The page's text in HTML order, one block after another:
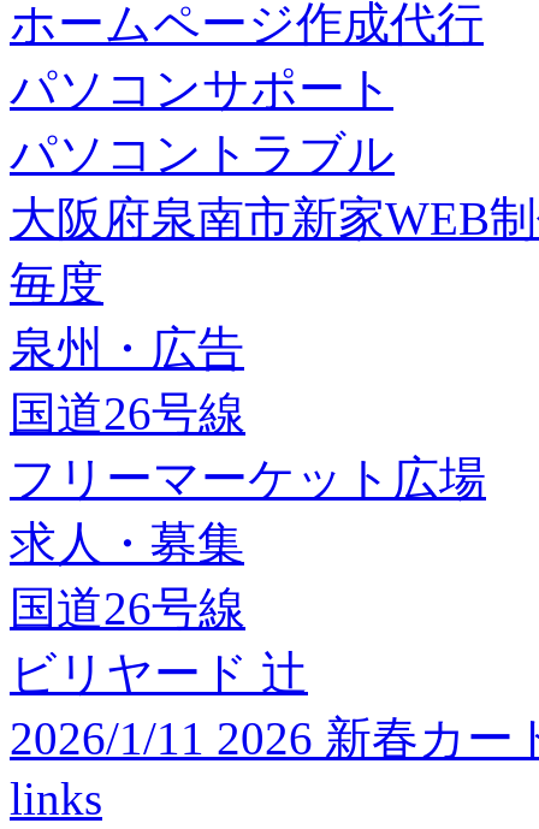
ホームページ作成代行
パソコンサポート
パソコントラブル
大阪府泉南市新家WEB
毎度
泉州・広告
国道26号線
フリーマーケット広場
求人・募集
国道26号線
ビリヤード 辻
2026/1/11 2026 新春カ
links